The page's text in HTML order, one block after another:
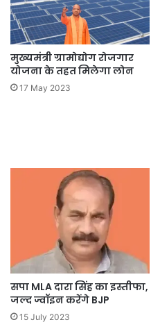
मुख्यमंत्री ग्रामोद्योग रोजगार
योजना के तहत मिलेगा लोन
17 May 2023
सपा MLA दारा सिंह का इस्तीफा,
जल्द ज्वॉइन करेंगे BJP
15 July 2023